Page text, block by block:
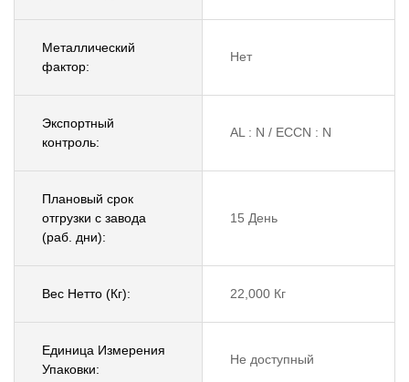
Металлический
фактор:
Нет
Экспортный
контроль:
AL : N / ECCN : N
Плановый срок
отгрузки с завода
(раб. дни):
15 День
Вес Нетто (Кг): 22,000 Кг
Единица Измерения
Упаковки:
Не доступный